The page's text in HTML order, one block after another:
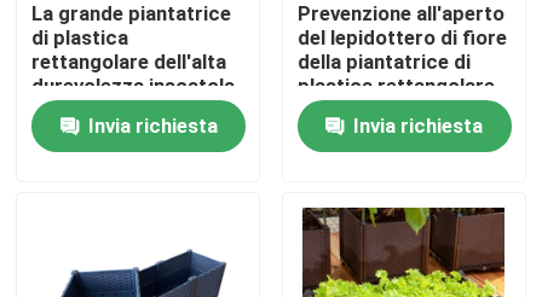
Prodotti
Chi siamo
Controllo di qualità
La grande piantatrice
di plastica
rettangolare dell'alta
durevolezza inscatola
per il patio tutte le
stagioniInvia richiesta
Prevenzione all'aperto
del lepidottero di fiore
della piantatrice di
plastica rettangolare
decorativa antiusura
del contenitore
Invia richiesta